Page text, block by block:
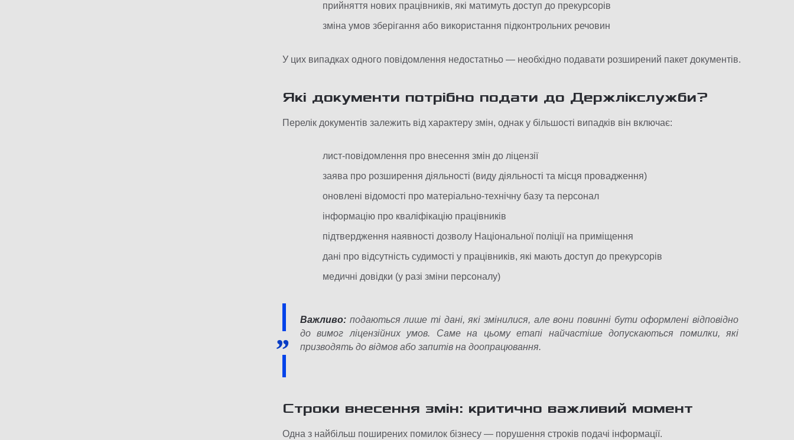
прийняття нових працівників, які матимуть доступ до прекурсорів
зміна умов зберігання або використання підконтрольних речовин
У цих випадках одного повідомлення недостатньо — необхідно подавати розширений пакет документів.
Які документи потрібно подати до Держлікслужби?
Перелік документів залежить від характеру змін, однак у більшості випадків він включає:
лист-повідомлення про внесення змін до ліцензії
заява про розширення діяльності (виду діяльності та місця провадження)
оновлені відомості про матеріально-технічну базу та персонал
інформацію про кваліфікацію працівників
підтвердження наявності дозволу Національної поліції на приміщення
дані про відсутність судимості у працівників, які мають доступ до прекурсорів
медичні довідки (у разі зміни персоналу)
Важливо: подаються лише ті дані, які змінилися, але вони повинні бути оформлені відповідно
до вимог ліцензійних умов. Саме на цьому етапі найчастіше допускаються помилки, які
призводять до відмов або запитів на доопрацювання.
Строки внесення змін: критично важливий момент
Одна з найбільш поширених помилок бізнесу — порушення строків подачі інформації.